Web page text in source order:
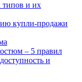
типов и их
купли-продажи
– 5 правил
и